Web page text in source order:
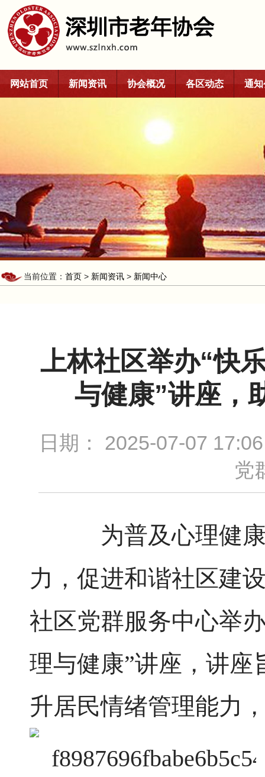
网站首页 新闻资讯 协会概况 各区动态 通
当前位置： 首页 > 新闻资讯 > 新闻中心
上林社区举办“快
与健康”讲座，
日期： 2025-07-07
党
为普及心理健
力，促进和谐社区建
社区党群服务中心举
理与健康”讲座，讲座
升居民情绪管理能力